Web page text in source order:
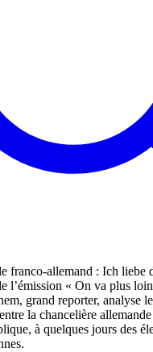
l’émission « On va plus
grand reporter, analyse
la chancelière
à quelques jours des